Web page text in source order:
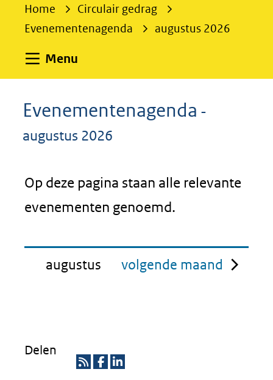
Home
Circulair gedrag
Evenementenagenda
augustus 2026
Menu
Evenementenagenda -
augustus 2026
Op deze pagina staan alle relevante
evenementen genoemd.
augustus volgende maand
Delen